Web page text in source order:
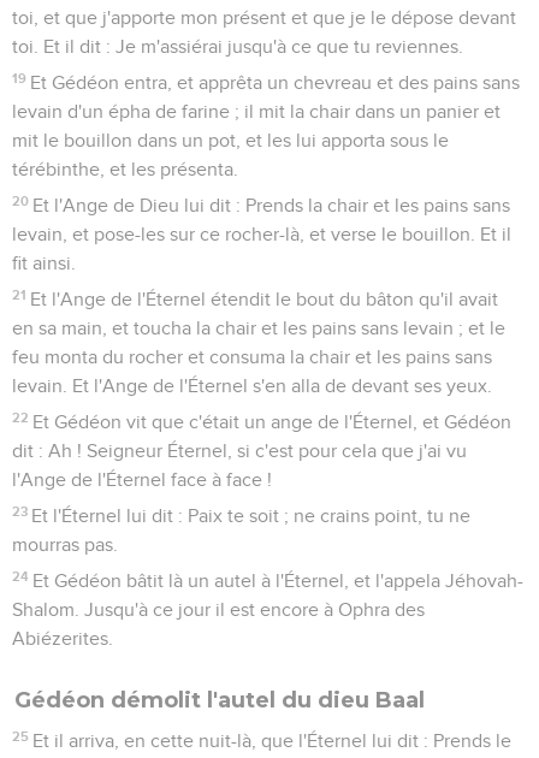
toi, et que j'apporte mon présent et que je le dépose devant
toi. Et il dit : Je m'assiérai jusqu'à ce que tu reviennes.
19 Et Gédéon entra, et apprêta un chevreau et des pains sans
levain d'un épha de farine ; il mit la chair dans un panier et
mit le bouillon dans un pot, et les lui apporta sous le
térébinthe, et les présenta.
20 Et l'Ange de Dieu lui dit : Prends la chair et les pains sans
levain, et pose-les sur ce rocher-là, et verse le bouillon. Et il
fit ainsi.
21 Et l'Ange de l'Éternel étendit le bout du bâton qu'il avait
en sa main, et toucha la chair et les pains sans levain ; et le
feu monta du rocher et consuma la chair et les pains sans
levain. Et l'Ange de l'Éternel s'en alla de devant ses yeux.
22 Et Gédéon vit que c'était un ange de l'Éternel, et Gédéon
dit : Ah ! Seigneur Éternel, si c'est pour cela que j'ai vu
l'Ange de l'Éternel face à face !
23 Et l'Éternel lui dit : Paix te soit ; ne crains point, tu ne
mourras pas.
24 Et Gédéon bâtit là un autel à l'Éternel, et l'appela Jéhovah-
Shalom. Jusqu'à ce jour il est encore à Ophra des
Abiézerites.
Gédéon démolit l'autel du dieu Baal
25 Et il arriva, en cette nuit-là, que l'Éternel lui dit : Prends le